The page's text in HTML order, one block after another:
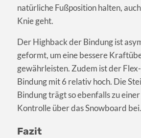
natürliche Fußposition halten,
Knie geht.
Der Highback der Bindung ist
geformt, um eine bessere
gewährleisten. Zudem ist der
Bindung mit 6 relativ hoch. Die
Bindung trägt so ebenfalls zu
Kontrolle über das Snowboard bei.
Fazit